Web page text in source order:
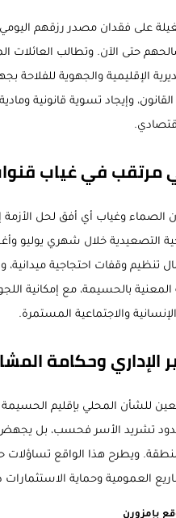
على فقدان مصدر رزقهم
حتى الآن. وتطالب العائلات
الإقليمية والجهوية
وإيجاد تسوية قانونية
مرتقب في غياب
الصماء وغياب أي أفق لحل
التصعيدية خلال شهري يوليو
تنظيم وقفات احتجاجية
المعنية بالحسيمة، مع إمكانية
الإنسانية والاجتماعية المستمرة.
الإداري وحكامة
للشأن المحلي بإقليم
تشريد الأسر فحسب، بل يجهض
ويطرح هذا الواقع تساؤلات
العمومية وحماية
بإمزورن